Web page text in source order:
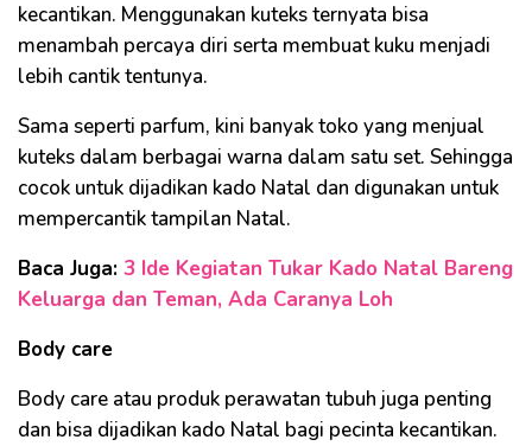
kecantikan. Menggunakan kuteks ternyata bisa
menambah percaya diri serta membuat kuku menjadi
lebih cantik tentunya.
Sama seperti parfum, kini banyak toko yang menjual
kuteks dalam berbagai warna dalam satu set. Sehingga
cocok untuk dijadikan kado Natal dan digunakan untuk
mempercantik tampilan Natal.
Baca Juga: 3 Ide Kegiatan Tukar Kado Natal Bareng
Keluarga dan Teman, Ada Caranya Loh
Body care
Body care atau produk perawatan tubuh juga penting
dan bisa dijadikan kado Natal bagi pecinta kecantikan.